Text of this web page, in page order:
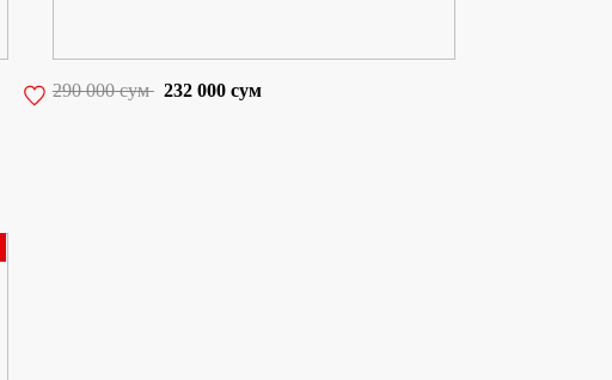
290 000 сум 232 000 сум